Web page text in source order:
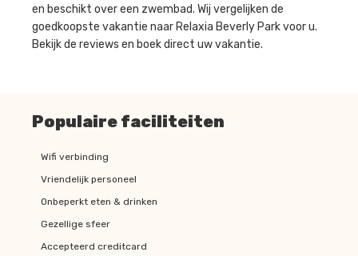
en beschikt over een zwembad. Wij vergelijken de
goedkoopste vakantie naar Relaxia Beverly Park voor u.
Bekijk de reviews en boek direct uw vakantie.
Populaire faciliteiten
Wifi verbinding
Vriendelijk personeel
Onbeperkt eten & drinken
Gezellige sfeer
Accepteerd creditcard